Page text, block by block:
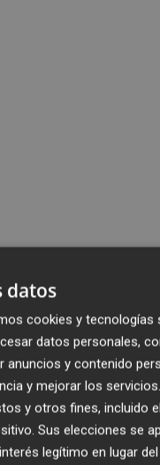
datos
cookies y tecnologías
datos personales,
anuncios y contenido
y mejorar los servicios.
y otros fines, incluido
Sus elecciones se
legítimo en lugar